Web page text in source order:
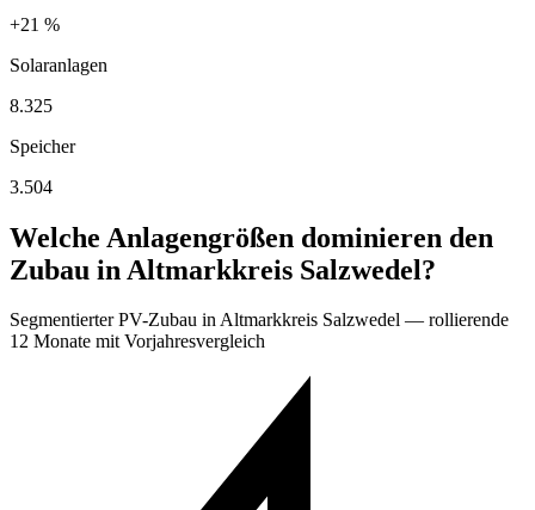
+21 %
Solaranlagen
8.325
Speicher
3.504
Welche Anlagengrößen dominieren den
Zubau in Altmarkkreis Salzwedel?
Segmentierter PV-Zubau in Altmarkkreis Salzwedel — rollierende
12 Monate mit Vorjahresvergleich